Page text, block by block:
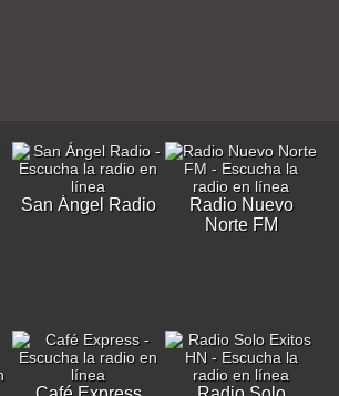
San Ángel Radio
Radio Nuevo
Norte FM